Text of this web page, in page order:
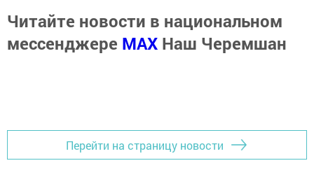
Читайте новости в национальном
мессенджере MАХ Наш Черемшан
Перейти на страницу новости